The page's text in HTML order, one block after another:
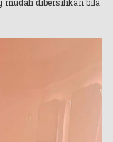
dibersihkan bila